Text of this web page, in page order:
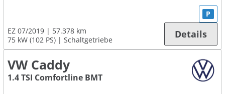
EZ 07/2019
57.378 km
75 kW (102 PS)
Schaltgetriebe
P
Details
VW Caddy
1.4 TSI Comfortline BMT